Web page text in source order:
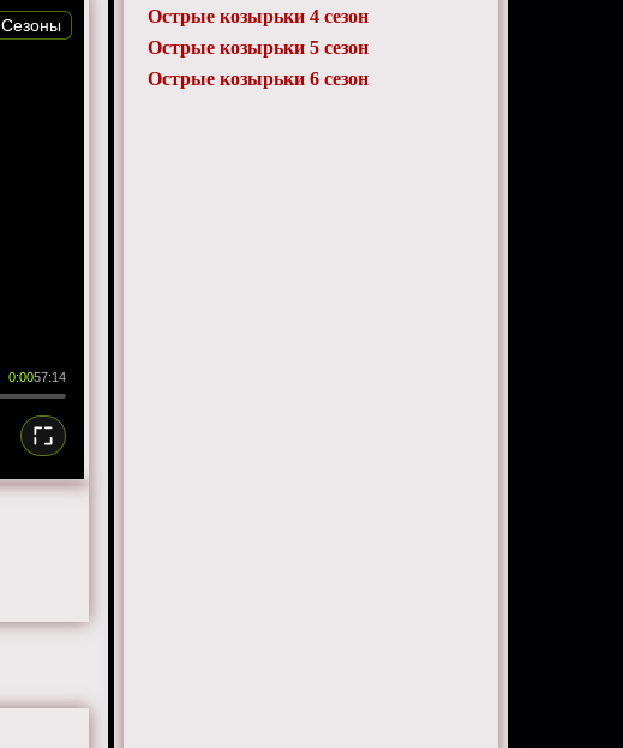
0:0057:14
Сезоны
Острые козырьки 4 сезон
Острые козырьки 5 сезон
Острые козырьки 6 сезон